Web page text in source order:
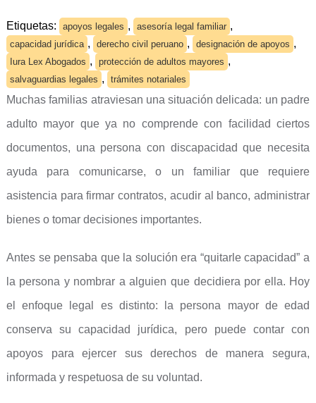
Etiquetas: apoyos legales , asesoría legal familiar ,
capacidad jurídica , derecho civil peruano , designación de apoyos ,
Iura Lex Abogados , protección de adultos mayores ,
salvaguardias legales , trámites notariales
Muchas familias atraviesan una situación delicada: un padre
adulto mayor que ya no comprende con facilidad ciertos
documentos, una persona con discapacidad que necesita
ayuda para comunicarse, o un familiar que requiere
asistencia para firmar contratos, acudir al banco, administrar
bienes o tomar decisiones importantes.
Antes se pensaba que la solución era “quitarle capacidad” a
la persona y nombrar a alguien que decidiera por ella. Hoy
el enfoque legal es distinto: la persona mayor de edad
conserva su capacidad jurídica, pero puede contar con
apoyos para ejercer sus derechos de manera segura,
informada y respetuosa de su voluntad.